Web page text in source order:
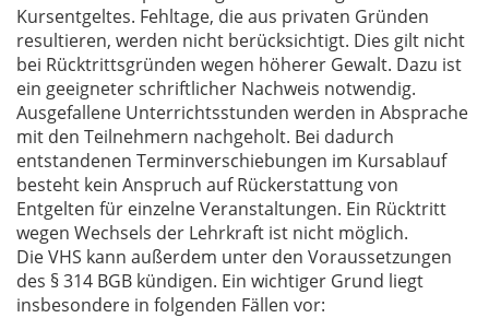
Kursentgeltes. Fehltage, die aus privaten Gründen
resultieren, werden nicht berücksichtigt. Dies gilt nicht
bei Rücktrittsgründen wegen höherer Gewalt. Dazu ist
ein geeigneter schriftlicher Nachweis notwendig.
Ausgefallene Unterrichtsstunden werden in Absprache
mit den Teilnehmern nachgeholt. Bei dadurch
entstandenen Terminverschiebungen im Kursablauf
besteht kein Anspruch auf Rückerstattung von
Entgelten für einzelne Veranstaltungen. Ein Rücktritt
wegen Wechsels der Lehrkraft ist nicht möglich.
Die VHS kann außerdem unter den Voraussetzungen
des § 314 BGB kündigen. Ein wichtiger Grund liegt
insbesondere in folgenden Fällen vor: